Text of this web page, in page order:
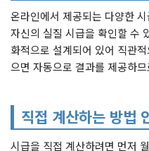
온라인에서 제공되는 다양한
자신의 실질 시급을 확인할 수
화적으로 설계되어 있어 직관
으면 자동으로 결과를 제공하
직접 계산하는 방법
시급을 직접 계산하려면 먼저